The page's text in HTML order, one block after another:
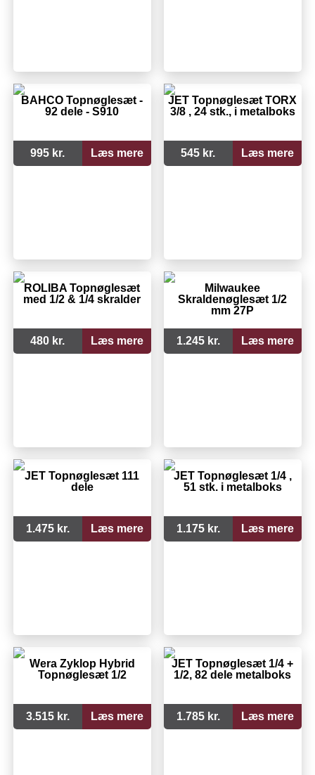
BAHCO Topnøglesæt -
92 dele - S910
995 kr. Læs mere
JET Topnøglesæt TORX
3/8 , 24 stk., i metalboks
545 kr. Læs mere
ROLIBA Topnøglesæt
med 1/2 & 1/4 skralder
480 kr. Læs mere
Milwaukee
Skraldenøglesæt 1/2
mm 27P
1.245 kr. Læs mere
JET Topnøglesæt 111
dele
1.475 kr. Læs mere
JET Topnøglesæt 1/4 ,
51 stk. i metalboks
1.175 kr. Læs mere
Wera Zyklop Hybrid
Topnøglesæt 1/2
3.515 kr. Læs mere
JET Topnøglesæt 1/4 +
1/2, 82 dele metalboks
1.785 kr. Læs mere